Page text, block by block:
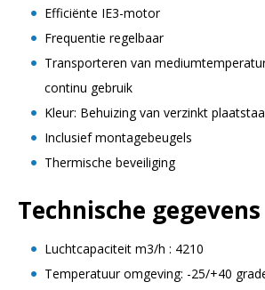
Efficiënte IE3-motor
Frequentie regelbaar
Transporteren van
continu gebruik
Kleur: Behuizing van verzinkt
Inclusief montagebeugels
Thermische beveiliging
Technische gegevens
Luchtcapaciteit m3/h : 4210
Temperatuur omgeving: -25/+40